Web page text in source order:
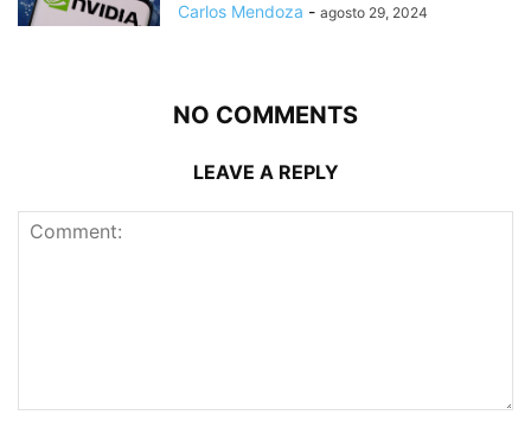
Carlos Mendoza - agosto 29, 2024
NO COMMENTS
LEAVE A REPLY